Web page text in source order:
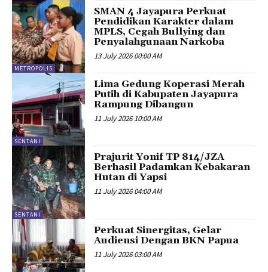
METROPOLIS
SMAN 4 Jayapura Perkuat
Pendidikan Karakter dalam
MPLS, Cegah Bullying dan
Penyalahgunaan Narkoba
13 July 2026 00:00 AM
SENTANI
Lima Gedung Koperasi Merah
Putih di Kabupaten Jayapura
Rampung Dibangun
11 July 2026 10:00 AM
SENTANI
Prajurit Yonif TP 814/JZA
Berhasil Padamkan Kebakaran
Hutan di Yapsi
11 July 2026 04:00 AM
Perkuat Sinergitas, Gelar
Audiensi Dengan BKN Papua
11 July 2026 03:00 AM